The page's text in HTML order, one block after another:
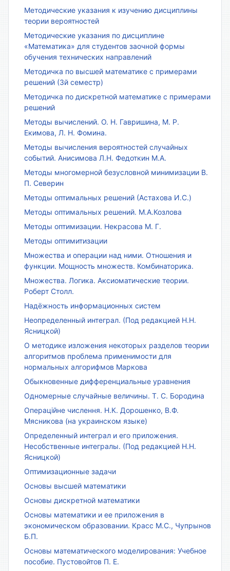
Методические указания к изучению дисциплины
теории вероятностей
Методические указания по дисциплине
«Математика» для студентов заочной формы
обучения технических направлений
Методичка по высшей математике с примерами
решений (3й семестр)
Методичка по дискретной математике с примерами
решений
Методы вычислений. О. Н. Гавришина, М. Р.
Екимова, Л. Н. Фомина.
Методы вычисления вероятностей случайных
событий. Анисимова Л.Н. Федоткин М.А.
Методы многомерной безусловной минимизации В.
П. Северин
Методы оптимальных решений (Астахова И.С.)
Методы оптимальных решений. М.А.Козлова
Методы оптимизации. Некрасова М. Г.
Методы оптимитизации
Множества и операции над ними. Отношения и
функции. Мощность множеств. Комбинаторика.
Множества. Логика. Аксиоматические теории.
Роберт Столл.
Надёжность информационных систем
Неопределенный интеграл. (Под редакцией Н.Н.
Ясницкой)
О методике изложения некоторых разделов теории
алгоритмов проблема применимости для
нормальных алгорифмов Маркова
Обыкновенные дифференциальные уравнения
Одномерные случайные величины. Т. С. Бородина
Операційне числення. Н.К. Дорошенко, В.Ф.
Мясникова (на украинском языке)
Определенный интеграл и его приложения.
Несобственные интегралы. (Под редакцией Н.Н.
Ясницкой)
Оптимизационные задачи
Основы высшей математики
Основы дискретной математики
Основы математики и ее приложения в
экономическом образовании. Красс М.С., Чупрынов
Б.П.
Основы математического моделирования: Учебное
пособие. Пустовойтов П. Е.